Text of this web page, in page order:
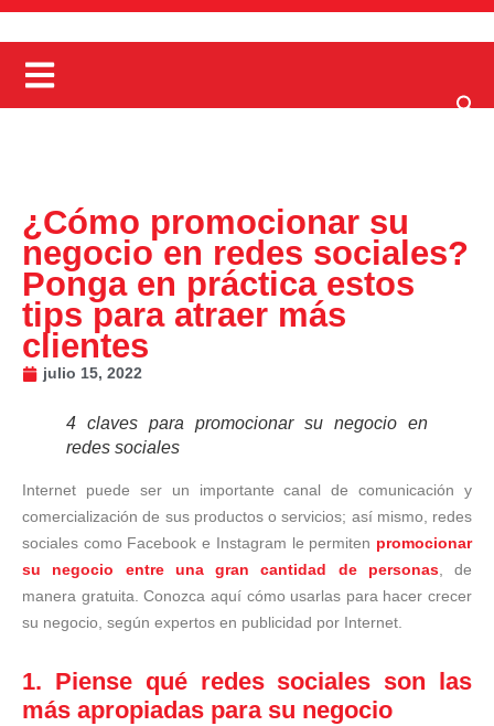
¿Cómo promocionar su
negocio en redes sociales?
Ponga en práctica estos
tips para atraer más
clientes
julio 15, 2022
4 claves para promocionar su negocio en
redes sociales
Internet puede ser un importante canal de comunicación y
comercialización de sus productos o servicios; así mismo, redes
sociales como Facebook e Instagram le permiten promocionar
su negocio entre una gran cantidad de personas, de
manera gratuita. Conozca aquí cómo usarlas para hacer crecer
su negocio, según expertos en publicidad por Internet.
1. Piense qué redes sociales son las
más apropiadas para su negocio